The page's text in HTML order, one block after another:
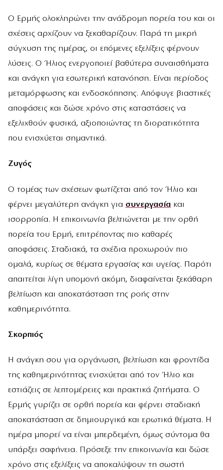
Ο Ερμής ολοκληρώνει την ανάδρομη πορεία του και οι
σχέσεις αρχίζουν να ξεκαθαρίζουν. Παρά τη μικρή
σύγχυση της ημέρας, οι επόμενες εξελίξεις φέρνουν
λύσεις. Ο Ήλιος ενεργοποιεί βαθύτερα συναισθήματα
και ανάγκη για εσωτερική κατανόηση. Είναι περίοδος
μεταμόρφωσης και ενδοσκόπησης. Απόφυγε βιαστικές
αποφάσεις και δώσε χρόνο στις καταστάσεις να
εξελιχθούν φυσικά, αξιοποιώντας τη διορατικότητα
που ενισχύεται σημαντικά.
Ζυγός
Ο τομέας των σχέσεων φωτίζεται από τον Ήλιο και
φέρνει μεγαλύτερη ανάγκη για συνεργασία και
ισορροπία. Η επικοινωνία βελτιώνεται με την ορθή
πορεία του Ερμή, επιτρέποντας πιο καθαρές
αποφάσεις. Σταδιακά, τα σχέδια προχωρούν πιο
ομαλά, κυρίως σε θέματα εργασίας και υγείας. Παρότι
απαιτείται λίγη υπομονή ακόμη, διαφαίνεται ξεκάθαρη
βελτίωση και αποκατάσταση της ροής στην
καθημερινότητα.
Σκορπιός
Η ανάγκη σου για οργάνωση, βελτίωση και φροντίδα
της καθημερινότητας ενισχύεται από τον Ήλιο και
εστιάζεις σε λεπτομέρειες και πρακτικά ζητήματα. Ο
Ερμής γυρίζει σε ορθή πορεία και φέρνει σταδιακή
αποκατάσταση σε δημιουργικά και ερωτικά θέματα. Η
ημέρα μπορεί να είναι μπερδεμένη, όμως σύντομα θα
υπάρξει σαφήνεια. Πρόσεξε την επικοινωνία και δώσε
χρόνο στις εξελίξεις να αποκαλύψουν τη σωστή